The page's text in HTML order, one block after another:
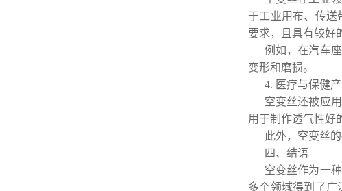
于工业用布、传送
要求，且具有较好
例如，在汽车
变形和磨损。
4. 医疗与保健
空变丝还被应
用于制作透气性好
此外，空变丝
四、结语
空变丝作为一
多个领域得到了广